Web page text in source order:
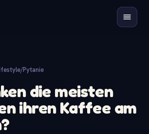
/Pytanie
die meisten
ihren Kaffee am